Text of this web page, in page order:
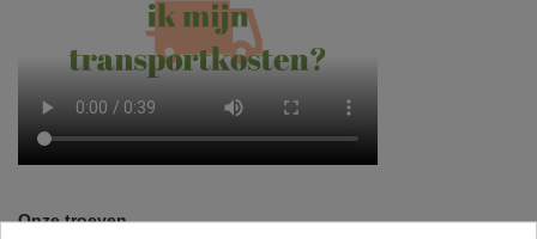
Onze troeven